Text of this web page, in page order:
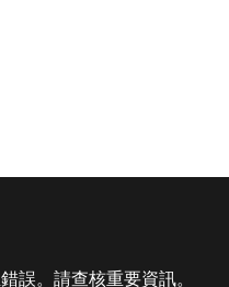
誤。請查核重要資訊。